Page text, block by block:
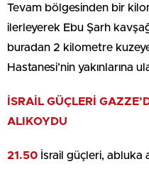
Tevam bölgesinden bir
ilerleyerek Ebu Şarh
buradan 2 kilometre
Hastanesi’nin yakınlarına
İSRAİL GÜÇLERİ
ALIKOYDU
21.50 İsrail güçleri, abluka